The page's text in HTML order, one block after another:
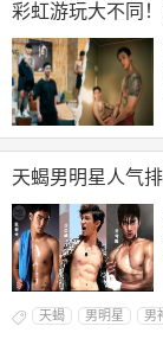
彩虹游玩大不同
天蝎男明星人气
天蝎 男明星 男